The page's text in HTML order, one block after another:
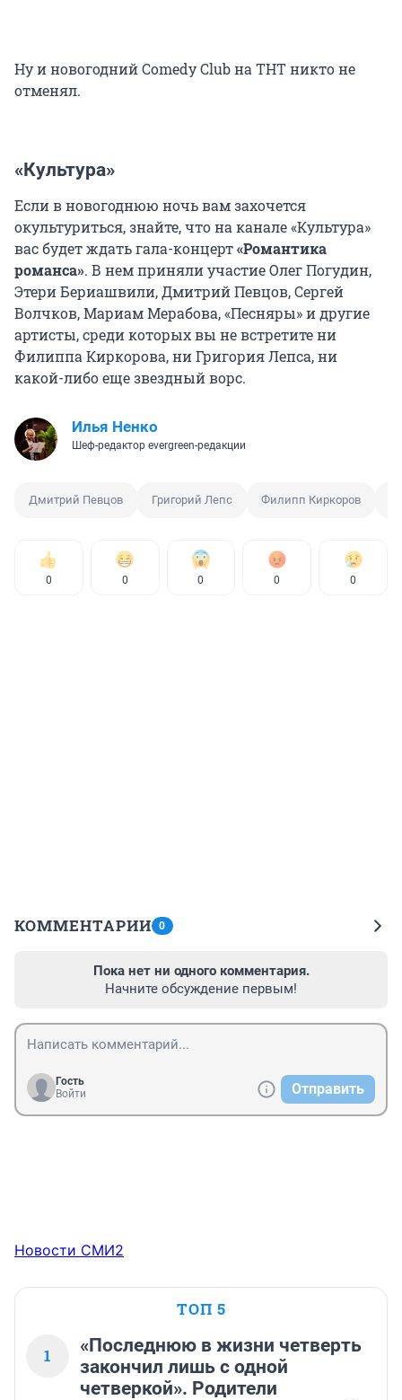
Ну и новогодний Comedy Club на ТНТ никто не
отменял.
«Культура»
Если в новогоднюю ночь вам захочется
окультуриться, знайте, что на канале «Культура»
вас будет ждать гала-концерт«Романтика
романса». В нем приняли участие Олег Погудин,
Этери Бериашвили, Дмитрий Певцов, Сергей
Волчков, Мариам Мерабова, «Песняры» и другие
артисты, среди которых вы не встретите ни
Филиппа Киркорова, ни Григория Лепса, ни
какой-либо еще звездный ворс.
Илья Ненко
Шеф-редактор evergreen-редакции
Дмитрий Певцов Григорий Лепс Филипп Киркоров
0 0 0 0 0
КОММЕНТАРИИ 0
Пока нет ни одного комментария.
Начните обсуждение первым!
Гость
Войти
Отправить
Новости СМИ2
ТОП 5
1
«Последнюю в жизни четверть
закончил лишь с одной
четверкой». Родители